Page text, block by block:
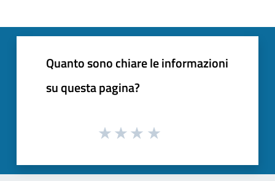
Quanto sono chiare le informazioni
su questa pagina?